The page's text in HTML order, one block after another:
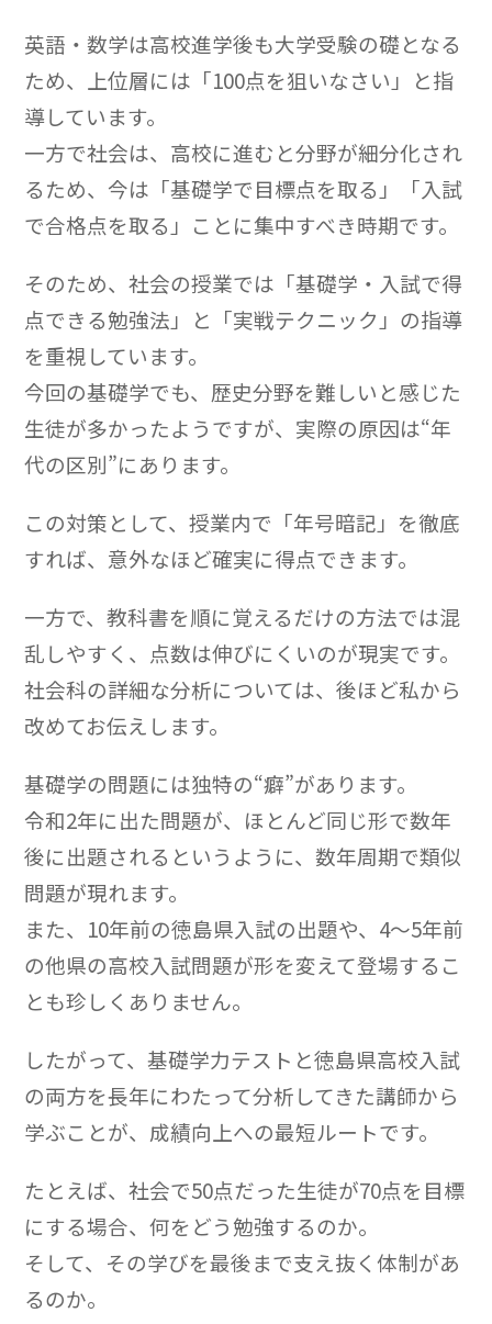
英語・数学は高校進学後も大学受験の礎となる
ため、上位層には「100点を狙いなさい」と指
導しています。
一方で社会は、高校に進むと分野が細分化され
るため、今は「基礎学で目標点を取る」「入試
で合格点を取る」ことに集中すべき時期です。
そのため、社会の授業では「基礎学・入試で得
点できる勉強法」と「実戦テクニック」の指導
を重視しています。
今回の基礎学でも、歴史分野を難しいと感じた
生徒が多かったようですが、実際の原因は“年
代の区別”にあります。
この対策として、授業内で「年号暗記」を徹底
すれば、意外なほど確実に得点できます。
一方で、教科書を順に覚えるだけの方法では混
乱しやすく、点数は伸びにくいのが現実です。
社会科の詳細な分析については、後ほど私から
改めてお伝えします。
基礎学の問題には独特の“癖”があります。
令和2年に出た問題が、ほとんど同じ形で数年
後に出題されるというように、数年周期で類似
問題が現れます。
また、10年前の徳島県入試の出題や、4〜5年前
の他県の高校入試問題が形を変えて登場するこ
とも珍しくありません。
したがって、基礎学力テストと徳島県高校入試
の両方を長年にわたって分析してきた講師から
学ぶことが、成績向上への最短ルートです。
たとえば、社会で50点だった生徒が70点を目標
にする場合、何をどう勉強するのか。
そして、その学びを最後まで支え抜く体制があ
るのか。